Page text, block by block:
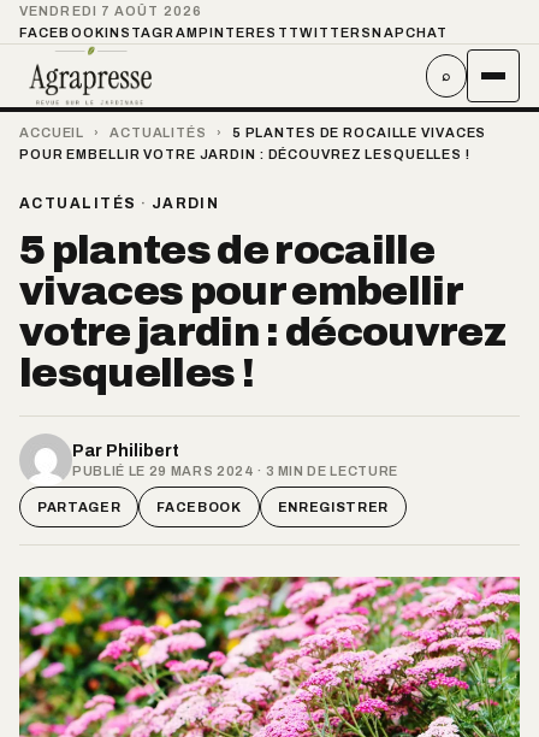
VENDREDI 7 AOÛT 2026
FACEBOOKINSTAGRAMPINTEREST TWITTER SNAPCHAT
⌕
ACCUEIL › ACTUALITÉS ›
5 PLANTES DE ROCAILLE VIVACES
POUR EMBELLIR VOTRE JARDIN : DÉCOUVREZ LESQUELLES !
ACTUALITÉS · JARDIN
5 plantes de rocaille
vivaces pour embellir
votre jardin : découvrez
lesquelles !
Par Philibert
PUBLIÉ LE 29 MARS 2024 · 3 MIN DE LECTURE
PARTAGER FACEBOOK ENREGISTRER